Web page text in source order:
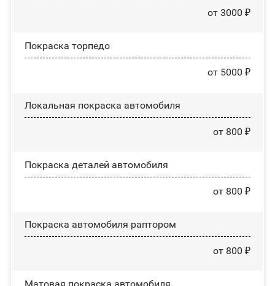
от 3000 ₽
Покраска торпедо
от 5000 ₽
Локальная покраска автомобиля
от 800 ₽
Покраска деталей автомобиля
от 800 ₽
Покраска автомобиля раптором
от 800 ₽
Матовая покраска автомобиля